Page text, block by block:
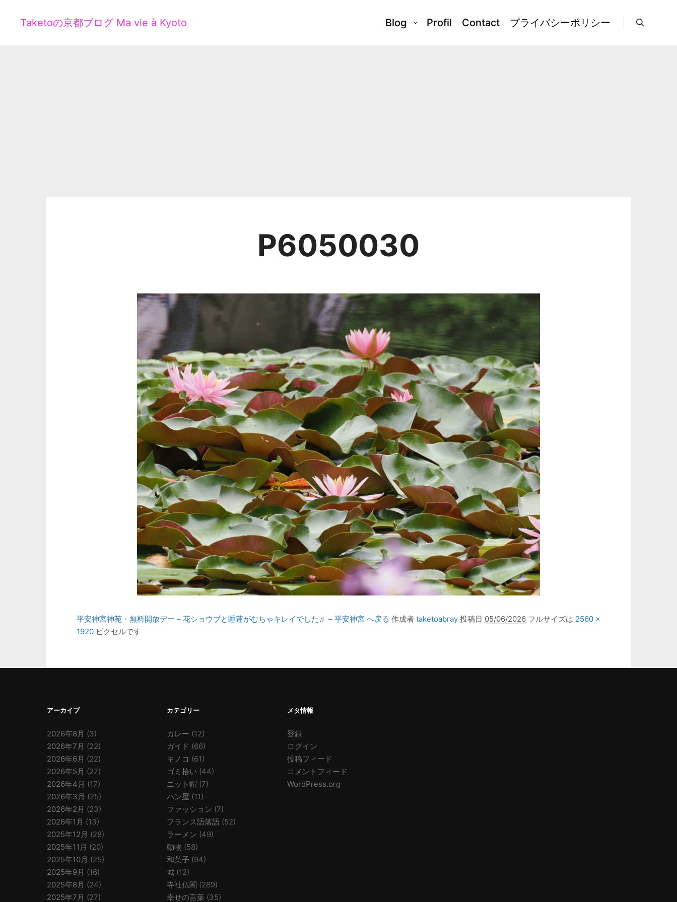
Taketoの京都ブログ Ma vie à Kyoto Blog Profil Contact プライバシーポリシー
P6050030
平安神宮神苑・無料開放デー – 花ショウブと睡蓮がむちゃキレイでした♬ – 平安神宮 へ戻る 作成者 taketoabray 投稿日 05/06/2026 フルサイズは 2560 ×
1920 ピクセルです
アーカイブ
2026年8月 (3)
2026年7月 (22)
2026年6月 (22)
2026年5月 (27)
2026年4月 (17)
2026年3月 (25)
2026年2月 (23)
2026年1月 (13)
2025年12月 (28)
2025年11月 (20)
2025年10月 (25)
2025年9月 (16)
2025年8月 (24)
2025年7月 (27)
カテゴリー
カレー (12)
ガイド (66)
キノコ (61)
ゴミ拾い (44)
ニット帽 (7)
パン屋 (11)
ファッション (7)
フランス語落語 (52)
ラーメン (49)
動物 (58)
和菓子 (94)
城 (12)
寺社仏閣 (289)
幸せの言葉 (35)
メタ情報
登録
ログイン
投稿フィード
コメントフィード
WordPress.org